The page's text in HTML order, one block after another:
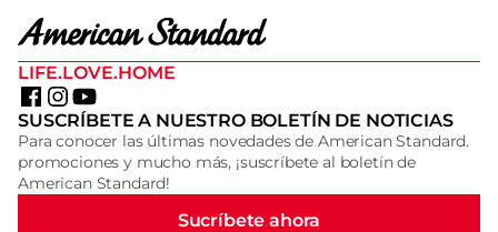
LIFE.LOVE.HOME
SUSCRÍBETE A NUESTRO BOLETÍN DE NOTICIAS
Para conocer las últimas novedades de American Standard.
promociones y mucho más, ¡suscríbete al boletín de
American Standard!
Sucríbete ahora